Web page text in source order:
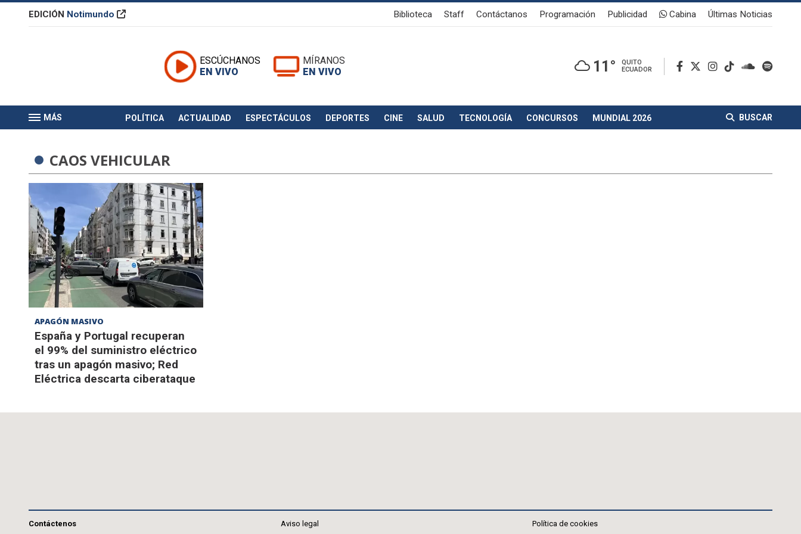
EDICIÓN Notimundo Biblioteca Staff Contáctanos Programación Publicidad Cabina Últimas Noticias
ESCÚCHANOS
EN VIVO
MÍRANOS
EN VIVO
11°
QUITO
ECUADOR
MÁS POLÍTICA ACTUALIDAD ESPECTÁCULOS DEPORTES CINE SALUD TECNOLOGÍA CONCURSOS MUNDIAL 2026 BUSCAR
CAOS VEHICULAR
APAGÓN MASIVO
España y Portugal recuperan
el 99% del suministro eléctrico
tras un apagón masivo; Red
Eléctrica descarta ciberataque
Contáctenos
Aviso legal
Política de cookies